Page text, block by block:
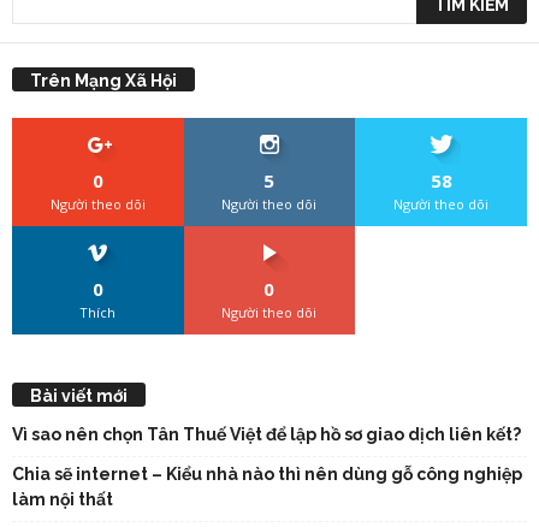
Trên Mạng Xã Hội
0
Người theo dõi
5
Người theo dõi
58
Người theo dõi
0
Thích
0
Người theo dõi
Bài viết mới
Vì sao nên chọn Tân Thuế Việt để lập hồ sơ giao dịch liên kết?
Chia sẽ internet – Kiểu nhà nào thì nên dùng gỗ công nghiệp
làm nội thất